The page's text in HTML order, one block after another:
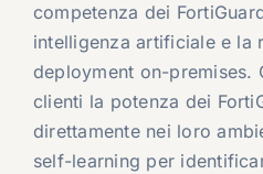
competenza dei
intelligenza artificiale e la
deployment on-premises.
clienti la potenza dei
direttamente nei loro
self-learning per